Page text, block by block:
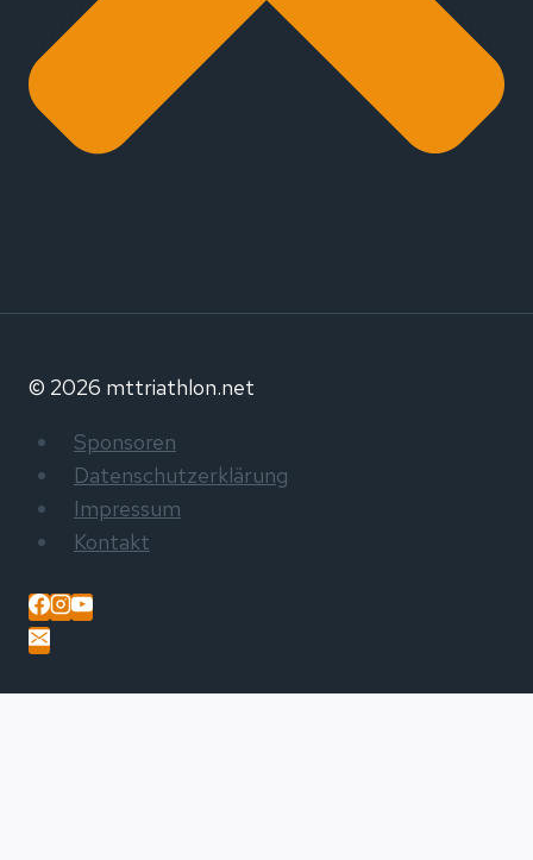
© 2026 mttriathlon.net
Sponsoren
Datenschutzerklärung
Impressum
Kontakt